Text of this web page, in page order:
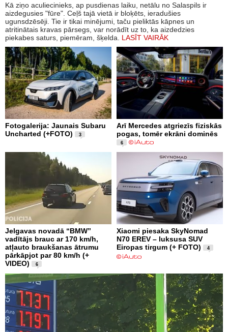
Kā ziņo aculiecinieks, ap pusdienas laiku, netālu no Salaspils ir
aizdegusies "fūre". Ceļš tajā vietā ir bloķēts, ieradušies
ugunsdzēsēji. Tie ir tikai minējumi, taču pieliktās kāpnes un
atritinātais kravas pārsegs, var norādīt uz to, ka aizdedzies
piekabes saturs, piemēram, šķelda. LASĪT VAIRĀK
Fotogalerija: Jaunais Subaru
Uncharted (+FOTO)
3
Arī Mercedes atgriezīs fiziskās
pogas, tomēr ekrāni dominēs
6
Jelgavas novadā “BMW”
vadītājs brauc ar 170 km/h,
atļauto braukšanas ātrumu
pārkāpjot par 80 km/h (+
VIDEO)
6
Xiaomi piesaka SkyNomad
N70 EREV – luksusa SUV
Eiropas tirgum (+ FOTO)
4